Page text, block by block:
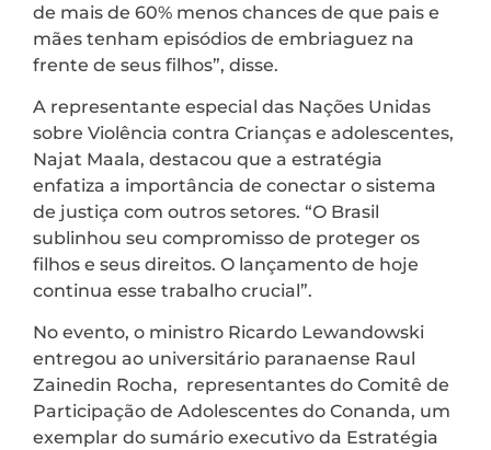
de mais de 60% menos chances de que pais e
mães tenham episódios de embriaguez na
frente de seus filhos”, disse.
A representante especial das Nações Unidas
sobre Violência contra Crianças e adolescentes,
Najat Maala, destacou que a estratégia
enfatiza a importância de conectar o sistema
de justiça com outros setores. “O Brasil
sublinhou seu compromisso de proteger os
filhos e seus direitos. O lançamento de hoje
continua esse trabalho crucial”.
No evento, o ministro Ricardo Lewandowski
entregou ao universitário paranaense Raul
Zainedin Rocha, representantes do Comitê de
Participação de Adolescentes do Conanda, um
exemplar do sumário executivo da Estratégia